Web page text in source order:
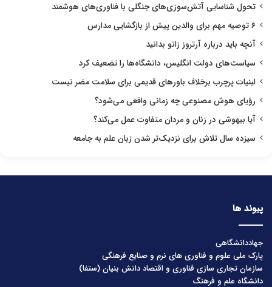
تحول شناسایی آتش‌سوزی‌های جنگلی با فناوری‌های هوشمند
۶ توصیه مهم برای والدین پیش از بازگشایی مدارس
آنچه باید درباره آرتروز زانو بدانید
سیاست‌های دولت انگلیس، دانشگاه‌ها را تضعیف کرد
لبنیات پرچرب برخلاف باورهای قدیمی برای سلامت مضر نیست
رؤیای هوش مصنوعی چه زمانی واقعی می‌شود؟
آیا بیهوشی در زنان و مردان متفاوت عمل می‌کند؟
سیزده سال تلاش برای نزدیک‌تر شدن زبان علم به جامعه
پیوند ها
جهاددانشگاهی
پارک ملی علوم و فناوری های نرم و صنایع فرهنگی
سازمان تجاری سازی فناوری و اقتصاد دانش بنیان (ستفا)
دانشگاه علم و فرهنگ